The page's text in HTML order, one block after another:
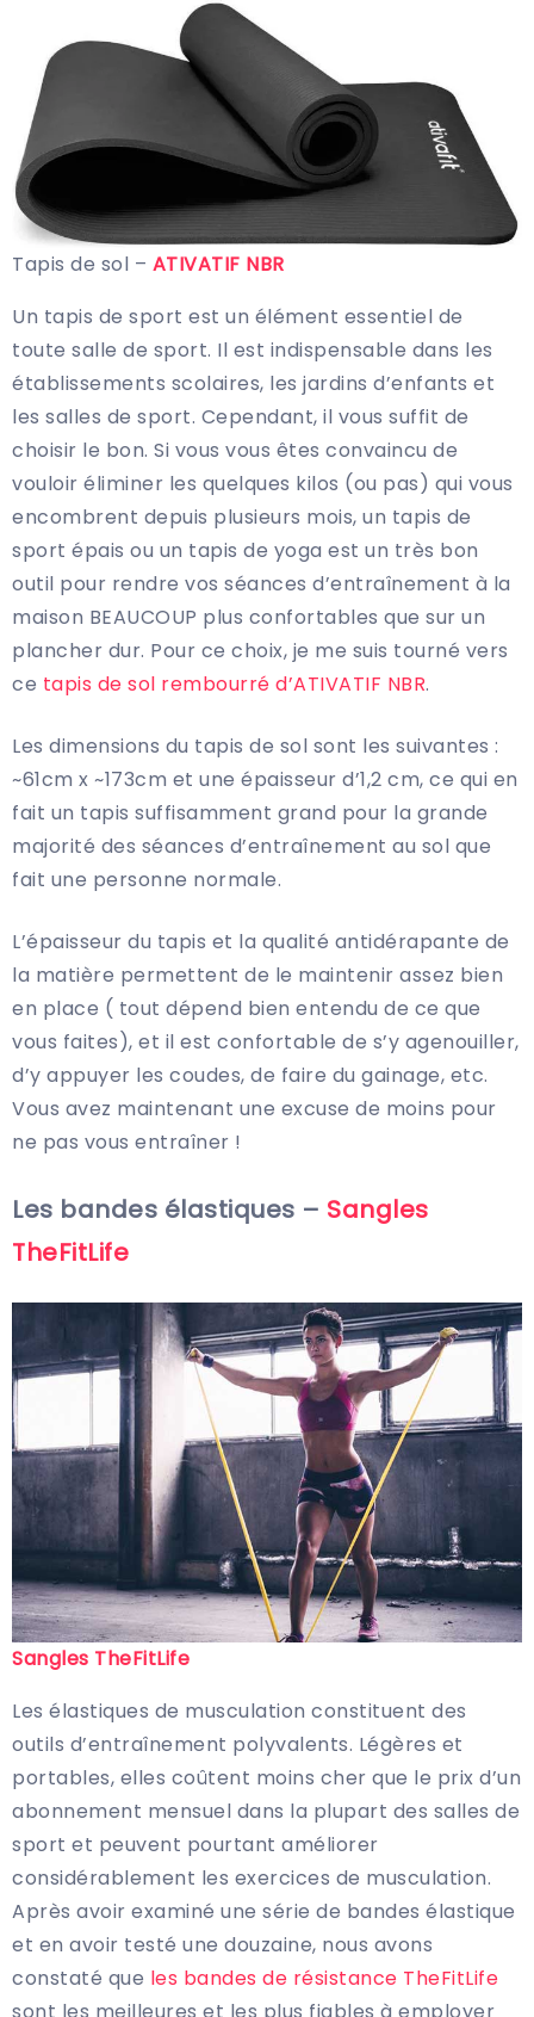
Tapis de sol – ATIVATIF NBR
Un tapis de sport est un élément essentiel de
toute salle de sport. Il est indispensable dans les
établissements scolaires, les jardins d’enfants et
les salles de sport. Cependant, il vous suffit de
choisir le bon. Si vous vous êtes convaincu de
vouloir éliminer les quelques kilos (ou pas) qui vous
encombrent depuis plusieurs mois, un tapis de
sport épais ou un tapis de yoga est un très bon
outil pour rendre vos séances d’entraînement à la
maison BEAUCOUP plus confortables que sur un
plancher dur. Pour ce choix, je me suis tourné vers
ce tapis de sol rembourré d’ATIVATIF NBR.
Les dimensions du tapis de sol sont les suivantes :
~61cm x ~173cm et une épaisseur d’1,2 cm, ce qui en
fait un tapis suffisamment grand pour la grande
majorité des séances d’entraînement au sol que
fait une personne normale.
L’épaisseur du tapis et la qualité antidérapante de
la matière permettent de le maintenir assez bien
en place ( tout dépend bien entendu de ce que
vous faites), et il est confortable de s’y agenouiller,
d’y appuyer les coudes, de faire du gainage, etc.
Vous avez maintenant une excuse de moins pour
ne pas vous entraîner !
Les bandes élastiques – Sangles
TheFitLife
Sangles TheFitLife
Les élastiques de musculation constituent des
outils d’entraînement polyvalents. Légères et
portables, elles coûtent moins cher que le prix d’un
abonnement mensuel dans la plupart des salles de
sport et peuvent pourtant améliorer
considérablement les exercices de musculation.
Après avoir examiné une série de bandes élastique
et en avoir testé une douzaine, nous avons
constaté que les bandes de résistance TheFitLife